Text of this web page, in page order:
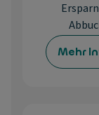
Mehr